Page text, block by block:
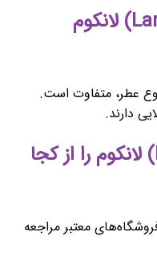
آیا عطر و ادکلن (Lancome) لانکوم
عطر، متفاوت است.
دارند.
عطر و ادکلن (Lancome) لانکوم را از کجا
معتبر مراجعه